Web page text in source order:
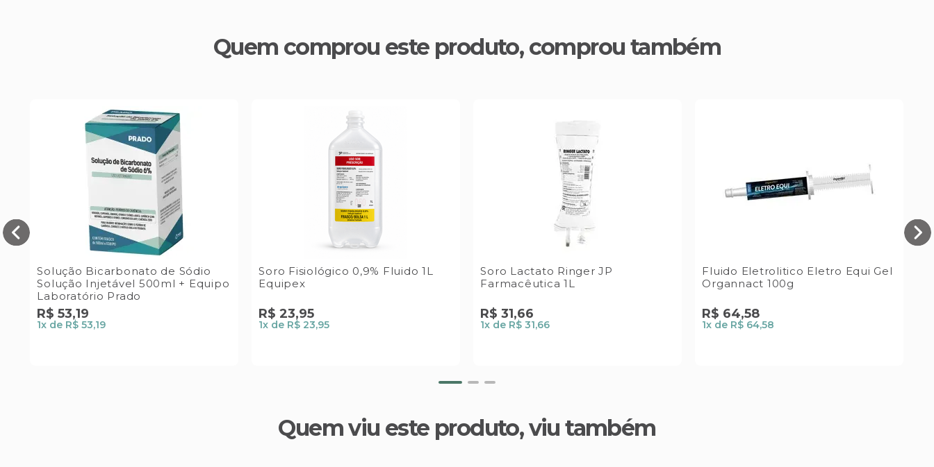
Quem comprou este produto, comprou também
Solução Bicarbonato de Sódio
Solução Injetável 500ml + Equipo
Laboratório Prado
R$ 53,19
1x de R$ 53,19
Soro Fisiológico 0,9% Fluido 1L
Equipex
R$ 23,95
1x de R$ 23,95
Soro Lactato Ringer JP
Farmacêutica 1L
R$ 31,66
1x de R$ 31,66
Fluido Eletrolitico Eletro Equi Gel
Organnact 100g
R$ 64,58
1x de R$ 64,58
Quem viu este produto, viu também